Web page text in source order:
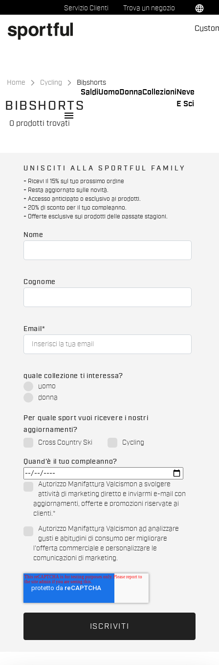
al
contenuto
alla
navigazione
Servizio Clienti Trova un negozio language
SaldiUomo DonnaCollezioni Neve
E Sci
menu
Home Cycling Bibshorts
BIBSHORTS
0 prodotti trovati
UNISCITI ALLA SPORTFUL FAMILY
+ Ricevi il 15% sul tuo prossimo ordine
+ Resta aggiornato sulle novità.
+ Accesso anticipato o esclusivo ai prodotti.
+ 20% di sconto per il tuo compleanno.
+ Offerte esclusive sui prodotti delle passate stagioni.
Nome
Cognome
Email *
quale collezione ti interessa?
uomo
donna
Per quale sport vuoi ricevere i nostri
aggiornamenti?
Cross Country Ski
Cycling
Quand'è il tuo compleanno?
Autorizzo Manifattura Valcismon a svolgere
attività di marketing diretto e inviarmi e-mail con
aggiornamenti, offerte e promozioni riservate ai
clienti.*
Autorizzo Manifattura Valcismon ad analizzare
gusti e abitudini di consumo per migliorare
l'offerta commerciale e personalizzare le
comunicazioni di marketing.